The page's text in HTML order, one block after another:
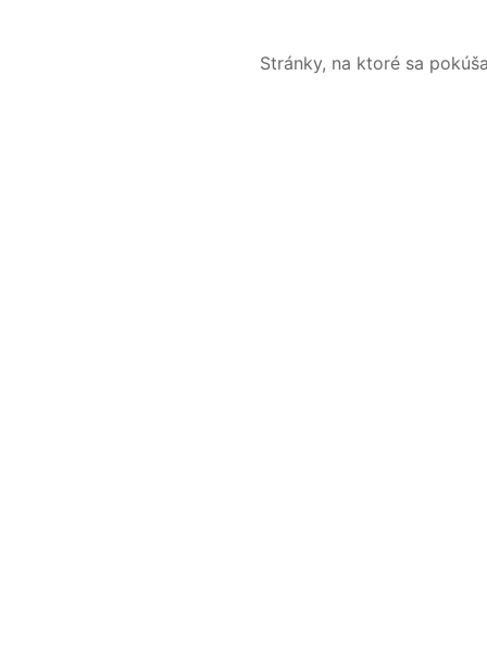
Stránky, na ktoré sa